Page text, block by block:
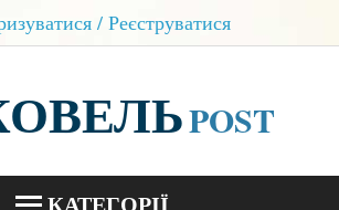
/ Реєструватися
POST